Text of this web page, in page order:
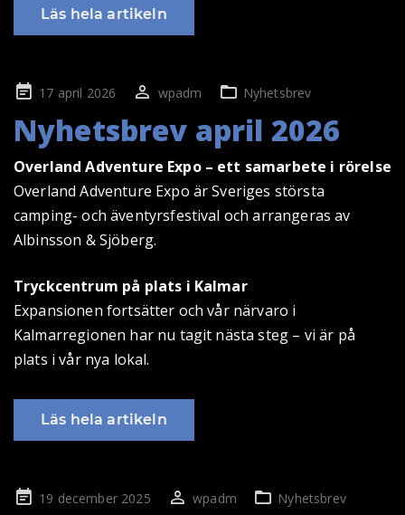
Läs hela artikeln
Publicerad
17 april 2026 wpadm Nyhetsbrev
Nyhetsbrev april 2026
Overland Adventure Expo – ett samarbete i rörelse
Overland Adventure Expo är Sveriges största
camping- och äventyrsfestival och arrangeras av
Albinsson & Sjöberg.
Tryckcentrum på plats i Kalmar
Expansionen fortsätter och vår närvaro i
Kalmarregionen har nu tagit nästa steg – vi är på
plats i vår nya lokal.
Läs hela artikeln
Publicerad
19 december 2025 wpadm Nyhetsbrev